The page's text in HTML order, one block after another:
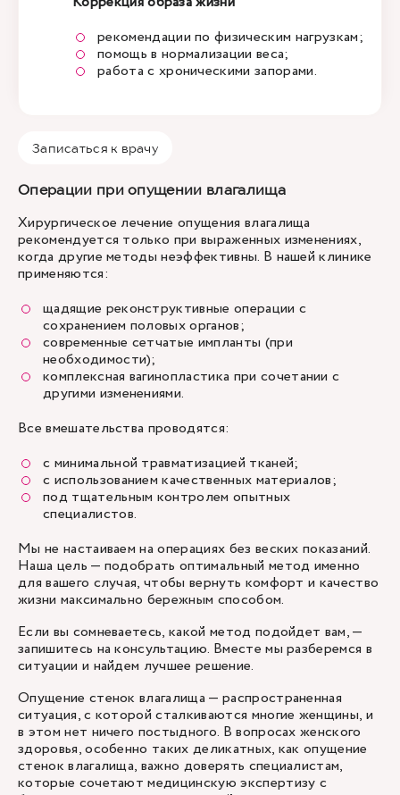
рекомендации по физическим нагрузкам;
помощь в нормализации веса;
работа с хроническими запорами.
Записаться к врачу
Операции при опущении влагалища
Хирургическое лечениеопущения влагалища
рекомендуется только при выраженных изменениях,
когда другие методы неэффективны. В нашей клинике
применяются:
щадящие реконструктивные операции с
сохранением половых органов;
современные сетчатые импланты (при
необходимости);
комплексная вагинопластика при сочетании с
другими изменениями.
Все вмешательства проводятся:
с минимальной травматизацией тканей;
с использованием качественных материалов;
под тщательным контролем опытных
специалистов.
Мы не настаиваем на операциях без веских показаний.
Наша цель — подобрать оптимальный метод именно
для вашего случая, чтобы вернуть комфорт и качество
жизни максимально бережным способом.
Если вы сомневаетесь, какой метод подойдет вам, —
запишитесь на консультацию. Вместе мы разберемся в
ситуации и найдем лучшее решение.
Опущение стенок влагалища — распространенная
ситуация, с которой сталкиваются многие женщины, и
в этом нет ничего постыдного. В вопросах женского
здоровья, особенно таких деликатных, как опущение
стенок влагалища, важно доверять специалистам,
которые сочетают медицинскую экспертизу с